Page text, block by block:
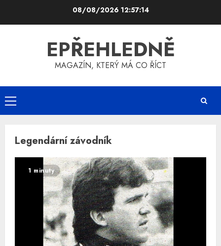
08/08/2026 12:57:14
EPŘEHLEDNĚ
MAGAZÍN, KTERÝ MÁ CO ŘÍCT
Primary
Menu
Legendární závodník
1 minuty